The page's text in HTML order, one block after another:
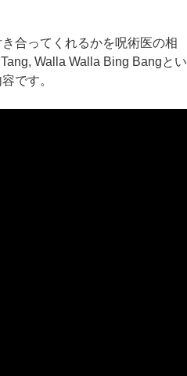
合ってくれるかを呪術医の相
Walla Walla Bing Bangとい
です。